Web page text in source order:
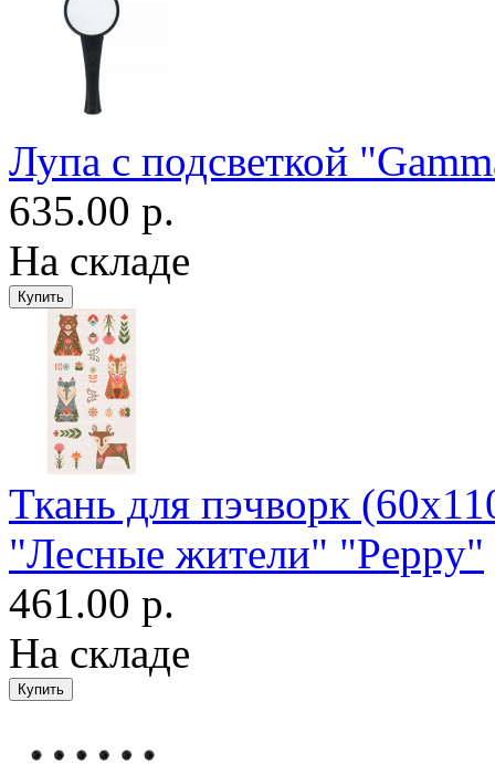
Лупа с подсветкой
635.00 р.
На складе
Ткань для пэчворк
"Лесные жители" "Peppy"
461.00 р.
На складе